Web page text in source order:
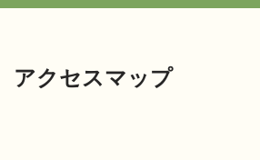
アクセスマップ